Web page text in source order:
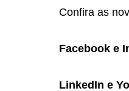
Confira as
Facebook e
LinkedIn e